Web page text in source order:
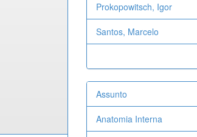
Prokopowitsch, Igor
Santos, Marcelo
Assunto
Anatomia Interna